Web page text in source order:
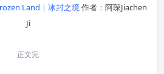
Land｜冰封之境作者：阿琛Jiachen
Ji
正文完